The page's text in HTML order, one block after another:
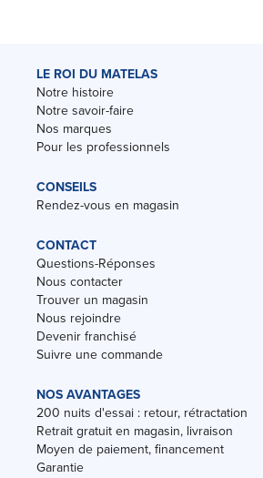
LE ROI DU MATELAS
Notre histoire
Notre savoir-faire
Nos marques
Pour les professionnels
CONSEILS
Rendez-vous en magasin
CONTACT
Questions-Réponses
Nous contacter
Trouver un magasin
Nous rejoindre
Devenir franchisé
Suivre une commande
NOS AVANTAGES
200 nuits d'essai : retour, rétractation
Retrait gratuit en magasin, livraison
Moyen de paiement, financement
Garantie